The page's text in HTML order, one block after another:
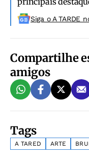
Siga o A TARDE
Compartilhe
amigos
Tags
A TARED ARTE